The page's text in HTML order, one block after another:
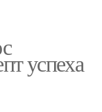
успеха